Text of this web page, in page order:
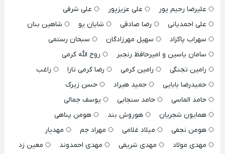
علیرضا رحیم پور
علی عزیزپور
علی شرفی
علی احمدیانی
رضا صادقی شایان یو
شاهین بنان
سهراب پاکزاد
سهیل مهرزادگان
سبحان رستمی
سامان یاسین و امیرحافظ رنجبر
روح الله کرمی
رامین تجنگی
رامین کرمی رضا کرمی تارا
راغب
حمیدرضا بابایی
حمید هیراد
حسن زیرک
حامد الماسی
حامد سنجابی
یوسف جمالی
همایون شجریان
هوروش بند
هومن پناهی
هومن نجفی
میلاد غلامی مهراد جم
مهدیار
مهدی مولاد
مهدی شریفی مهدی احمدوند
معین زد